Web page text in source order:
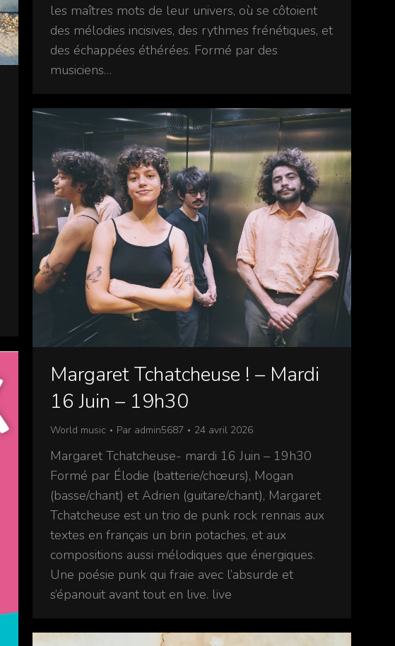
les maîtres mots de leur univers, où se côtoient
des mélodies incisives, des rythmes frénétiques, et
des échappées éthérées. Formé par des
musiciens…
Margaret Tchatcheuse ! – Mardi
16 Juin – 19h30
World music Par admin5687 24 avril 2026
Margaret Tchatcheuse- mardi 16 Juin – 19h30
Formé par Élodie (batterie/chœurs), Mogan
(basse/chant) et Adrien (guitare/chant), Margaret
Tchatcheuse est un trio de punk rock rennais aux
textes en français un brin potaches, et aux
compositions aussi mélodiques que énergiques.
Une poésie punk qui fraie avec l’absurde et
s’épanouit avant tout en live. live